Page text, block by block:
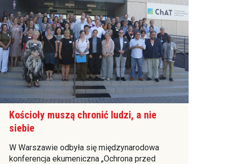
Kościoły muszą chronić ludzi, a nie
siebie
W Warszawie odbyła się międzynarodowa
konferencja ekumeniczna „Ochrona przed